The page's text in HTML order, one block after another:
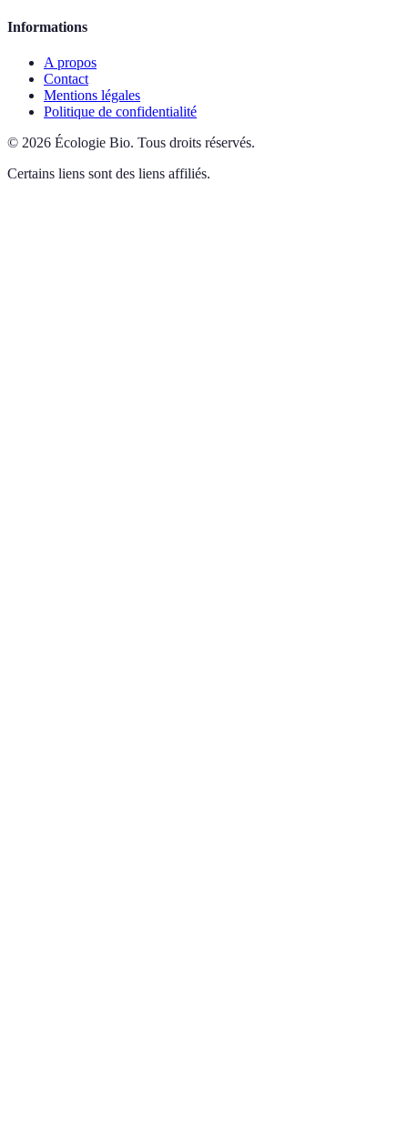
Informations
A propos
Contact
Mentions légales
Politique de confidentialité
© 2026 Écologie Bio. Tous droits réservés.
Certains liens sont des liens affiliés.